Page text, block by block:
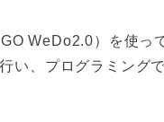
WeDo2.0）を使っ
い、プログラミング